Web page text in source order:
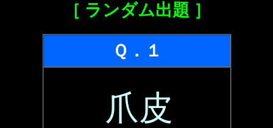
［ ランダム出題 ］
Ｑ．１
爪皮